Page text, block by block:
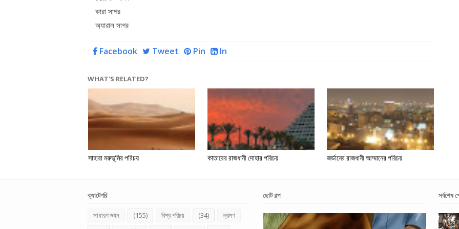
কারা সাগর
অ্যারাল সাগর
Facebook Tweet Pin In
WHAT'S RELATED?
সাহারা মরুভূমির পরিচয় কাতারের রাজধানী দোহার পরিচয় জর্ডানের রাজধানী আম্মানের পরিচয়
ক্যাটেগরি
সাধারণ জ্ঞান (155) বিশ্ব পরিচয় (34)
ভ্রমণ
ছোট গল্প সর্বশেষ